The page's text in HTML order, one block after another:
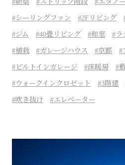
シーリングファン 2Fリビング
ジム 40畳リビング 和室 ラ
植栽 ガレージハウス 京都
ビルトインガレージ 床暖房
ウォークインクロゼット 3階建
吹き抜け エレベーター